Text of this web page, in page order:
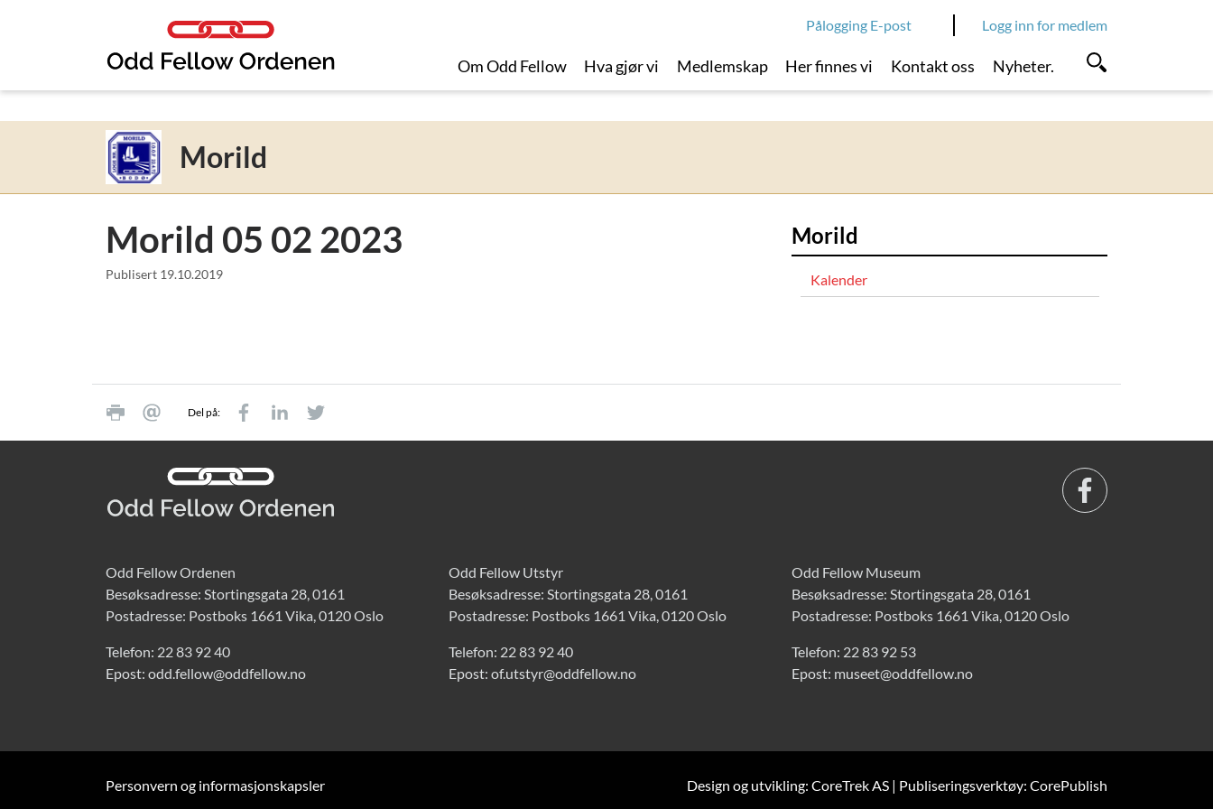
Logg inn for medlem
Pålogging E-post
Om Odd Fellow Hva gjør vi Medlemskap Her finnes vi Kontakt oss Nyheter.
Morild
Morild 05 02 2023
Publisert 19.10.2019
Morild
Kalender
Del på:
Odd Fellow Ordenen
Besøksadresse: Stortingsgata 28, 0161
Postadresse: Postboks 1661 Vika, 0120 Oslo
Telefon: 22 83 92 40
Epost: odd.fellow@oddfellow.no
Odd Fellow Utstyr
Besøksadresse: Stortingsgata 28, 0161
Postadresse: Postboks 1661 Vika, 0120 Oslo
Telefon: 22 83 92 40
Epost: of.utstyr@oddfellow.no
Odd Fellow Museum
Besøksadresse: Stortingsgata 28, 0161
Postadresse: Postboks 1661 Vika, 0120 Oslo
Telefon: 22 83 92 53
Epost: museet@oddfellow.no
Personvern og informasjonskapsler Design og utvikling: CoreTrek AS | Publiseringsverktøy: CorePublish